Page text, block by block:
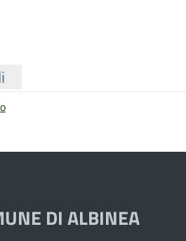
DI ALBINEA